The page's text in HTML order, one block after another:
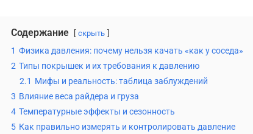
Содержание скрыть
1 Физика давления: почему нельзя качать «как у соседа»
2 Типы покрышек и их требования к давлению
2.1 Мифы и реальность: таблица заблуждений
3 Влияние веса райдера и груза
4 Температурные эффекты и сезонность
5 Как правильно измерять и контролировать давление